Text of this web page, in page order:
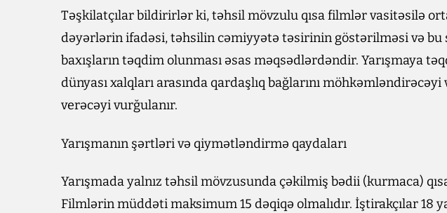
Təşkilatçılar bildirirlər ki, təhsil mövzulu qısa filmlər vasitəsilə
dəyərlərin ifadəsi, təhsilin cəmiyyətə təsirinin göstərilməsi və bu
baxışların təqdim olunması əsas məqsədlərdəndir. Yarışmaya
dünyası xalqları arasında qardaşlıq bağlarını
verəcəyi vurğulanır.
Yarışmanın şərtləri və qiymətləndirmə qaydaları
Yarışmada yalnız təhsil mövzusunda çəkilmiş bədii (kurmaca)
Filmlərin müddəti maksimum 15 dəqiqə olmalıdır. İştirakçılar 18